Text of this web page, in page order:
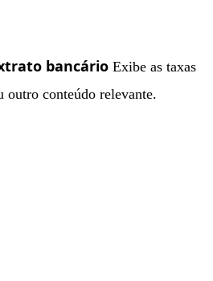
bancário Exibe as taxas
outro conteúdo relevante.